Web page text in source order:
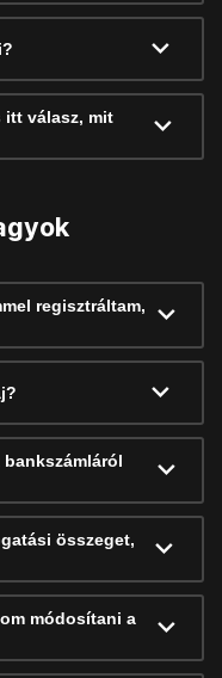
itt válasz, mit
regisztráltam,
összeget,
módosítani a